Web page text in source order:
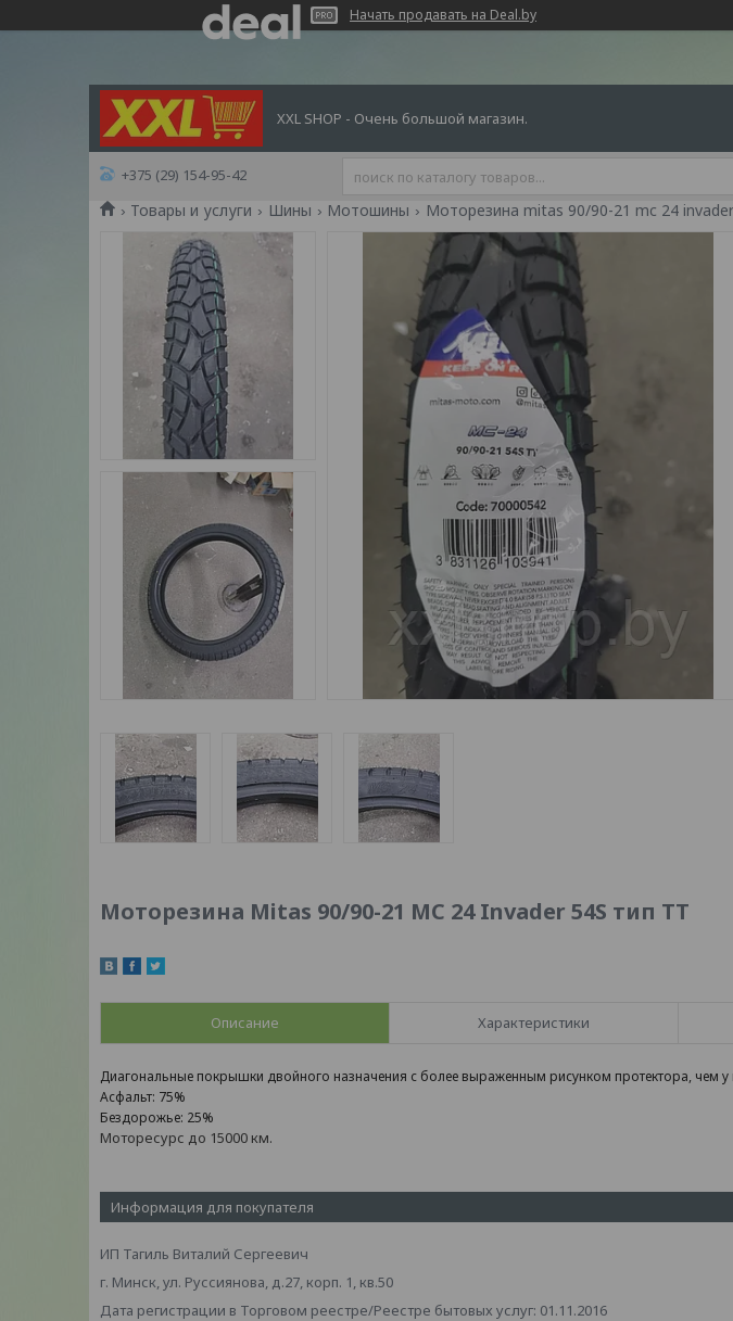
Начать продавать на Deal.by
XXL SHOP - Очень большой магазин.
+375 (29) 154-95-42
Товары и услуги Шины Мотошины Моторезина mitas 90/90-21 mc 24
Моторезина Mitas 90/90-21 MC 24 Invader 54S тип TT
Описание Характеристики
Диагональные покрышки двойного назначения с более выраженным рисунком протектора, чем у
Асфальт: 75%
Бездорожье: 25%
Моторесурс до 15000 км.
Информация для покупателя
ИП Тагиль Виталий Сергеевич
г. Минск, ул. Руссиянова, д.27, корп. 1, кв.50
Дата регистрации в Торговом реестре/Реестре бытовых услуг: 01.11.2016